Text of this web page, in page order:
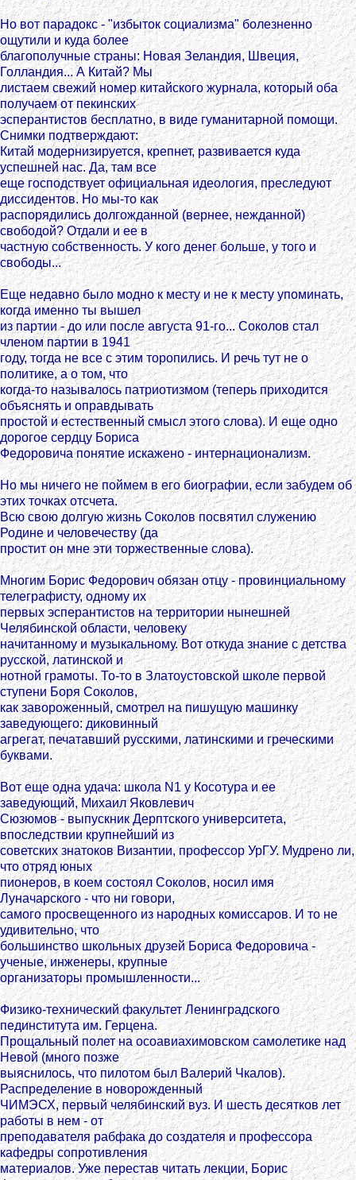
Но вот парадокс - "избыток социализма" болезненно
ощутили и куда более
благополучные страны: Новая Зеландия, Швеция,
Голландия... А Китай? Мы
листаем свежий номер китайского журнала, который оба
получаем от пекинских
эсперантистов бесплатно, в виде гуманитарной помощи.
Снимки подтверждают:
Китай модернизируется, крепнет, развивается куда
успешней нас. Да, там все
еще господствует официальная идеология, преследуют
диссидентов. Но мы-то как
распорядились долгожданной (вернее, нежданной)
свободой? Отдали и ее в
частную собственность. У кого денег больше, у того и
свободы...
Еще недавно было модно к месту и не к месту упоминать,
когда именно ты вышел
из партии - до или после августа 91-го... Соколов стал
членом партии в 1941
году, тогда не все с этим торопились. И речь тут не о
политике, а о том, что
когда-то называлось патриотизмом (теперь приходится
объяснять и оправдывать
простой и естественный смысл этого слова). И еще одно
дорогое сердцу Бориса
Федоровича понятие искажено - интернационализм.
Но мы ничего не поймем в его биографии, если забудем об
этих точках отсчета.
Всю свою долгую жизнь Соколов посвятил служению
Родине и человечеству (да
простит он мне эти торжественные слова).
Многим Борис Федорович обязан отцу - провинциальному
телеграфисту, одному их
первых эсперантистов на территории нынешней
Челябинской области, человеку
начитанному и музыкальному. Вот откуда знание с детства
русской, латинской и
нотной грамоты. То-то в Златоустовской школе первой
ступени Боря Соколов,
как завороженный, смотрел на пишущую машинку
заведующего: диковинный
агрегат, печатавший русскими, латинскими и греческими
буквами.
Вот еще одна удача: школа N1 у Косотура и ее
заведующий, Михаил Яковлевич
Сюзюмов - выпускник Дерптского университета,
впоследствии крупнейший из
советских знатоков Византии, профессор УрГУ. Мудрено ли,
что отряд юных
пионеров, в коем состоял Соколов, носил имя
Луначарского - что ни говори,
самого просвещенного из народных комиссаров. И то не
удивительно, что
большинство школьных друзей Бориса Федоровича -
ученые, инженеры, крупные
организаторы промышленности...
Физико-технический факультет Ленинградского
пединститута им. Герцена.
Прощальный полет на осоавиахимовском самолетике над
Невой (много позже
выяснилось, что пилотом был Валерий Чкалов).
Распределение в новорожденный
ЧИМЭСХ, первый челябинский вуз. И шесть десятков лет
работы в нем - от
преподавателя рабфака до создателя и профессора
кафедры сопротивления
материалов. Уже перестав читать лекции, Борис